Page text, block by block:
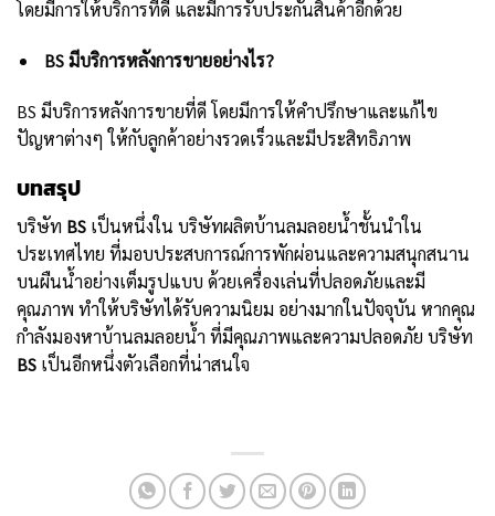
โดยมีการให้บริการที่ดี และมีการรับประกันสินค้าอีกด้วย
BS มีบริการหลังการขายอย่างไร?
BS มีบริการหลังการขายที่ดี โดยมีการให้คำปรึกษาและแก้ไข
ปัญหาต่างๆ ให้กับลูกค้าอย่างรวดเร็วและมีประสิทธิภาพ
บทสรุป
บริษัท BS เป็นหนึ่งใน บริษัทผลิตบ้านลมลอยน้ำชั้นนำใน
ประเทศไทย ที่มอบประสบการณ์การพักผ่อนและความสนุกสนาน
บนผืนน้ำอย่างเต็มรูปแบบ ด้วยเครื่องเล่นที่ปลอดภัยและมี
คุณภาพ ทำให้บริษัทได้รับความนิยม อย่างมากในปัจจุบัน หากคุณ
กำลังมองหาบ้านลมลอยน้ำ ที่มีคุณภาพและความปลอดภัย บริษัท
BS เป็นอีกหนึ่งตัวเลือกที่น่าสนใจ